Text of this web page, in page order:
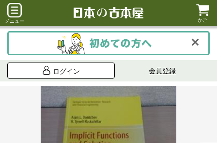
メニュー かご
ログイン 会員登録